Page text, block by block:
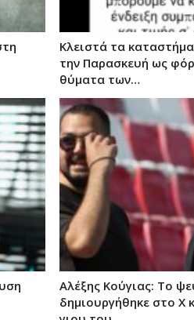
Κλειστά τα
την Παρασκευή ως
θύματα των…
Αλέξης Κούγιας: Το
δημιουργήθηκε στο X